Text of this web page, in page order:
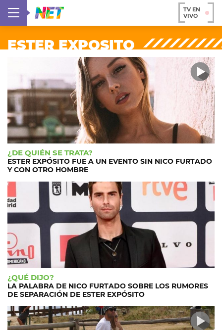
TV EN
VIVO
ESTER EXPOSITO
¿DE QUIÉN SE TRATA?
ESTER EXPÓSITO FUE A UN EVENTO SIN NICO FURTADO
Y CON OTRO HOMBRE
¿QUÉ DIJO?
LA PALABRA DE NICO FURTADO SOBRE LOS RUMORES
DE SEPARACIÓN DE ESTER EXPÓSITO